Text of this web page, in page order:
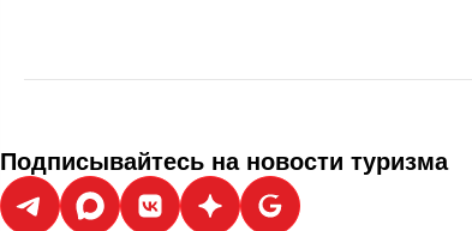
Подписывайтесь на новости туризма